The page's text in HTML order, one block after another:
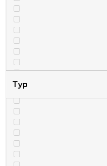
šťastie
vianočné
zamilované
zvieracie
Typ